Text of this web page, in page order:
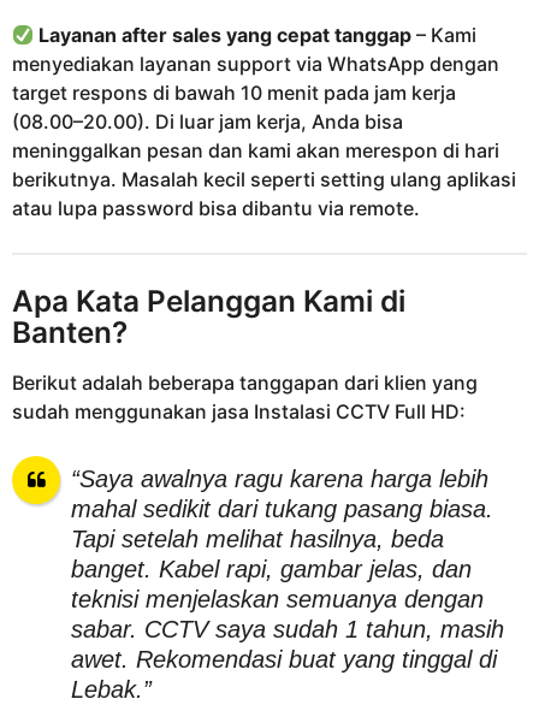
Layanan after sales yang cepat tanggap – Kami
menyediakan layanan support via WhatsApp dengan
target respons di bawah 10 menit pada jam kerja
(08.00–20.00). Di luar jam kerja, Anda bisa
meninggalkan pesan dan kami akan merespon di hari
berikutnya. Masalah kecil seperti setting ulang aplikasi
atau lupa password bisa dibantu via remote.
Apa Kata Pelanggan Kami di
Banten?
Berikut adalah beberapa tanggapan dari klien yang
sudah menggunakan jasa Instalasi CCTV Full HD:
“Saya awalnya ragu karena harga lebih
mahal sedikit dari tukang pasang biasa.
Tapi setelah melihat hasilnya, beda
banget. Kabel rapi, gambar jelas, dan
teknisi menjelaskan semuanya dengan
sabar. CCTV saya sudah 1 tahun, masih
awet. Rekomendasi buat yang tinggal di
Lebak.”